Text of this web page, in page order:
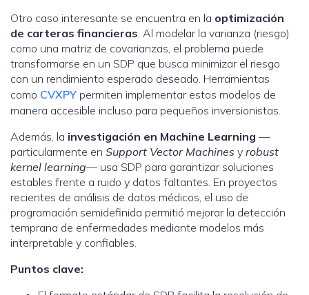
Otro caso interesante se encuentra en la optimización
de carteras financieras. Al modelar la varianza (riesgo)
como una matriz de covarianzas, el problema puede
transformarse en un SDP que busca minimizar el riesgo
con un rendimiento esperado deseado. Herramientas
como CVXPY permiten implementar estos modelos de
manera accesible incluso para pequeños inversionistas.
Además, la investigación en Machine Learning —
particularmente en Support Vector Machines y robust
kernel learning— usa SDP para garantizar soluciones
estables frente a ruido y datos faltantes. En proyectos
recientes de análisis de datos médicos, el uso de
programación semidefinida permitió mejorar la detección
temprana de enfermedades mediante modelos más
interpretable y confiables.
Puntos clave: